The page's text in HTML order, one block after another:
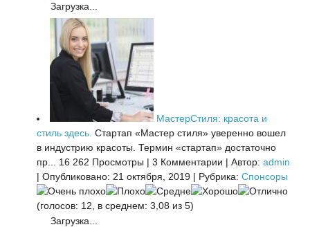
Загрузка...
МастерСтиля: красота и
стиль здесь. Стартап «Мастер стиля» уверенно вошел
в индустрию красоты. Термин «стартап» достаточно
пр...
16 262 Просмотры | 3 Комментарии | Автор: admin
| Опубликовано: 21 октября, 2019 | Рубрика: Спонсоры
(голосов: 12, в среднем: 3,08 из 5)
Загрузка...